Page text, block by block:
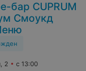
бар CUPRUM
Смоукд
2
с 13:00